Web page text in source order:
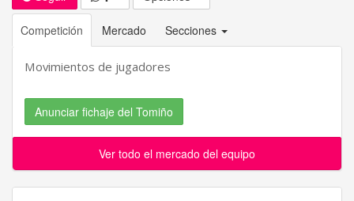
Competición Mercado Secciones
Movimientos de jugadores
Anunciar fichaje del Tomiño
Ver todo el mercado del equipo